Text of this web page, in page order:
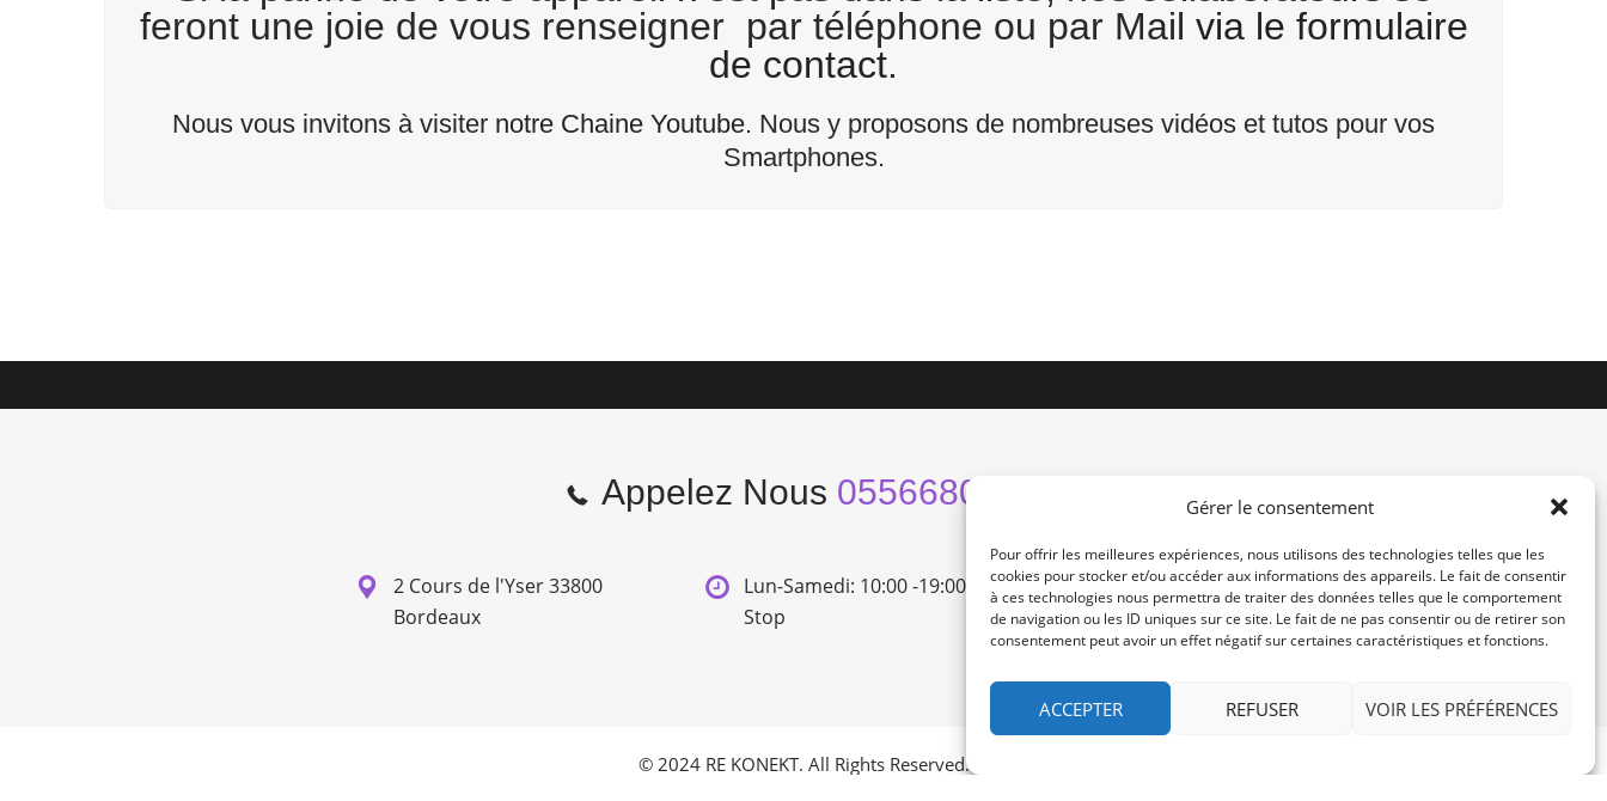
Gérer le consentement
Pour offrir les meilleures expériences, nous utilisons des technologies telles que les
cookies pour stocker et/ou accéder aux informations des appareils. Le fait de consentir
à ces technologies nous permettra de traiter des données telles que le comportement
de navigation ou les ID uniques sur ce site. Le fait de ne pas consentir ou de retirer son
consentement peut avoir un effet négatif sur certaines caractéristiques et fonctions.
ACCEPTER REFUSER VOIR LES PRÉFÉRENCES
feront une joie de vous renseigner par téléphone ou par Mail via le formulaire
de contact.
Nous vous invitons à visiter notre Chaine Youtube. Nous y proposons de nombreuses vidéos et tutos pour vos
Smartphones.
Appelez Nous 0556680966
2 Cours de l'Yser 33800
Bordeaux
Lun-Samedi: 10:00 -19:00 Non
Stop
contact@re-konekt.fr
/
/
© 2024 RE KONEKT. All Rights Reserved.